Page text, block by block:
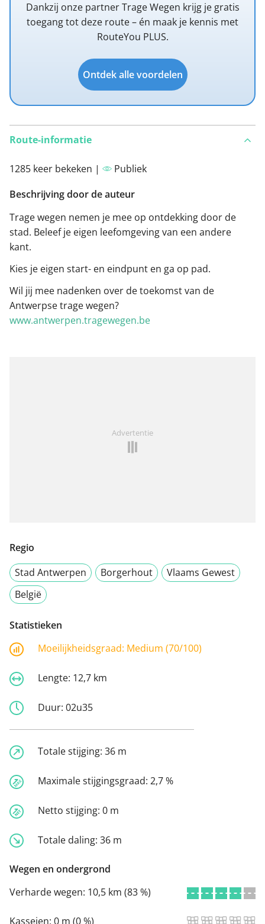
Dankzij onze partner Trage Wegen krijg je gratis
toegang tot deze route – én maak je kennis met
RouteYou PLUS.
Ontdek alle voordelen
Route-informatie
1285 keer bekeken |
Publiek
Beschrijving door de auteur
Trage wegen nemen je mee op ontdekking door de
stad. Beleef je eigen leefomgeving van een andere
kant.
Kies je eigen start- en eindpunt en ga op pad.
Wil jij mee nadenken over de toekomst van de
Antwerpse trage wegen?
www.antwerpen.tragewegen.be
Advertentie
Regio
Stad Antwerpen
Borgerhout
Vlaams Gewest
België
Statistieken
Moeilijkheidsgraad: Medium (70/100)
Lengte: 12,7 km
Duur: 02u35
Totale stijging: 36 m
Maximale stijgingsgraad: 2,7 %
Netto stijging: 0 m
Totale daling: 36 m
Wegen en ondergrond
Verharde wegen: 10,5 km (83 %)
Kasseien: 0 m (0 %)